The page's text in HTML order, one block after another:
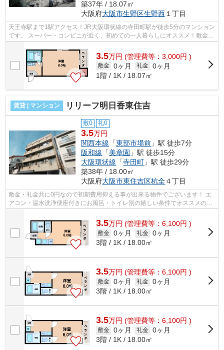
築37年 / 18.07㎡
大阪府大阪市生野区生野西 １丁目
天王寺駅まで1駅アクセス！JR大阪環状線の寺田町駅が徒歩5分のマンション
です。 スーパー・コンビニが近く、初めての一人暮らしにオススメ！敷金礼
3.5万円 (管理費等：3,000円 )
敷金 0ヶ月 礼金 0ヶ月
1階 / 1K / 18.07㎡
賃貸 | マンション リリーフ明日香東住吉
敷0 礼0
3.5万円
関西本線 「東部市場前 」駅 徒歩7分
阪和線 「美章園 」駅 徒歩15分
大阪環状線 「寺田町 」駅 徒歩29分
築38年 / 18.00㎡
大阪府大阪市東住吉区杭全４丁目
敷金・礼金共に0円なので初期費用抑える事が出来る物件でございます！ エ
アコン・温水洗浄便座付きにお風呂・トイレ別の嬉しい条件でオススメのマ
ンションです。 ■□■□■□■□■□■□■□■□■□...
3.5万円 (管理費等：6,100円 )
敷金 0ヶ月 礼金 0ヶ月
3階 / 1K / 18.00㎡
3.5万円 (管理費等：6,100円 )
敷金 0ヶ月 礼金 0ヶ月
3階 / 1K / 18.00㎡
3.5万円 (管理費等：6,100円 )
敷金 0ヶ月 礼金 0ヶ月
3階 / 1K / 18.00㎡